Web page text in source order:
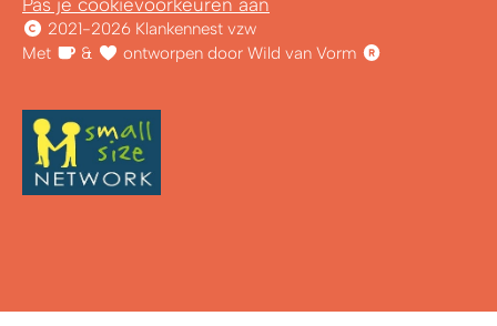
2021-2026 Klankennest vzw
Met
& ontworpen door Wild van Vorm